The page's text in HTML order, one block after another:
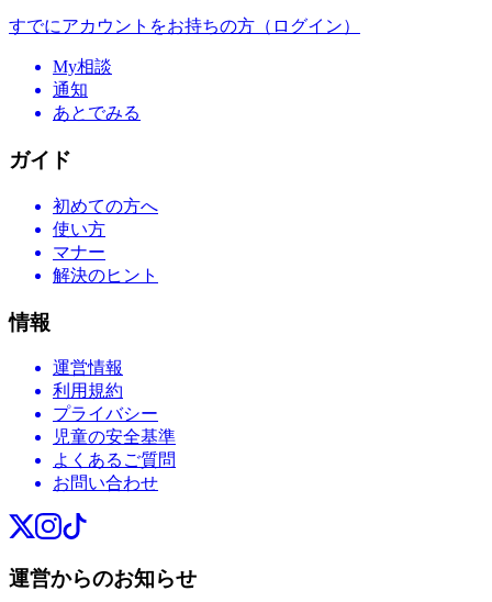
すでにアカウントをお持ちの方（ログイン）
My相談
通知
あとでみる
ガイド
初めての方へ
使い方
マナー
解決のヒント
情報
運営情報
利用規約
プライバシー
児童の安全基準
よくあるご質問
お問い合わせ
運営からのお知らせ